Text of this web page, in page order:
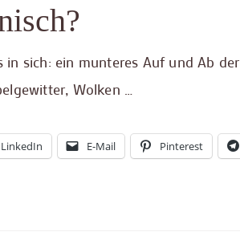
sich: ein munteres Auf und Ab der
Wolken …
LinkedIn E-Mail Pinterest